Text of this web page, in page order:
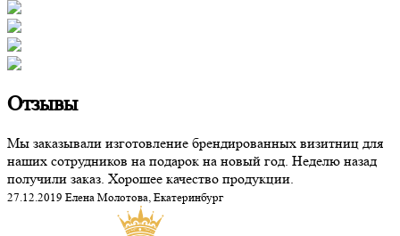
Отзывы
Мы заказывали изготовление брендированных визитниц для
наших сотрудников на подарок на новый год. Неделю назад
получили заказ. Хорошее качество продукции.
27.12.2019 Елена Молотова, Екатеринбург